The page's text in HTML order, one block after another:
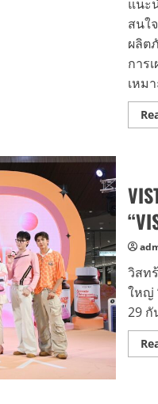
แนะ
สนใ
ผลิต
การ
เหม
วิสท
ใหญ่
29 กั